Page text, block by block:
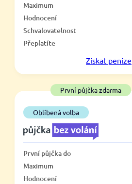
ano
Ve zkušebce
ano
ne
Po insolvenci
ano
Maximum
Hodnocení
Schvalovatelnost
Přeplatíte
Získat peníze
První půjčka zdarma
Oblíbená volba
První půjčka do
Maximum
Hodnocení